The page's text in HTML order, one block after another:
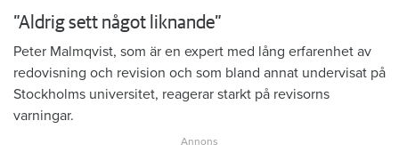
”Aldrig sett något liknande”
Peter Malmqvist, som är en expert med lång erfarenhet av
redovisning och revision och som bland annat undervisat på
Stockholms universitet, reagerar starkt på revisorns
varningar.